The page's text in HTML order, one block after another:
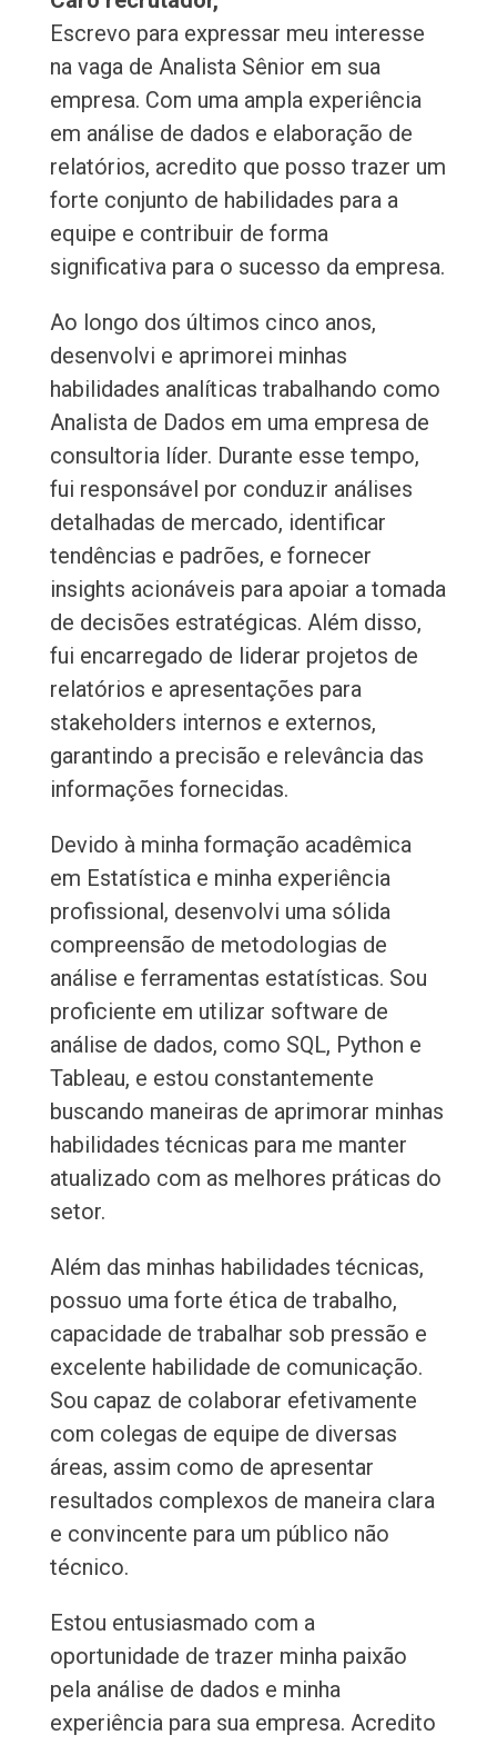
Escrevo para expressar meu interesse
na vaga de Analista Sênior em sua
empresa. Com uma ampla experiência
em análise de dados e elaboração de
relatórios, acredito que posso trazer um
forte conjunto de habilidades para a
equipe e contribuir de forma
significativa para o sucesso da empresa.
Ao longo dos últimos cinco anos,
desenvolvi e aprimorei minhas
habilidades analíticas trabalhando como
Analista de Dados em uma empresa de
consultoria líder. Durante esse tempo,
fui responsável por conduzir análises
detalhadas de mercado, identificar
tendências e padrões, e fornecer
insights acionáveis para apoiar a tomada
de decisões estratégicas. Além disso,
fui encarregado de liderar projetos de
relatórios e apresentações para
stakeholders internos e externos,
garantindo a precisão e relevância das
informações fornecidas.
Devido à minha formação acadêmica
em Estatística e minha experiência
profissional, desenvolvi uma sólida
compreensão de metodologias de
análise e ferramentas estatísticas. Sou
proficiente em utilizar software de
análise de dados, como SQL, Python e
Tableau, e estou constantemente
buscando maneiras de aprimorar minhas
habilidades técnicas para me manter
atualizado com as melhores práticas do
setor.
Além das minhas habilidades técnicas,
possuo uma forte ética de trabalho,
capacidade de trabalhar sob pressão e
excelente habilidade de comunicação.
Sou capaz de colaborar efetivamente
com colegas de equipe de diversas
áreas, assim como de apresentar
resultados complexos de maneira clara
e convincente para um público não
técnico.
Estou entusiasmado com a
oportunidade de trazer minha paixão
pela análise de dados e minha
experiência para sua empresa. Acredito